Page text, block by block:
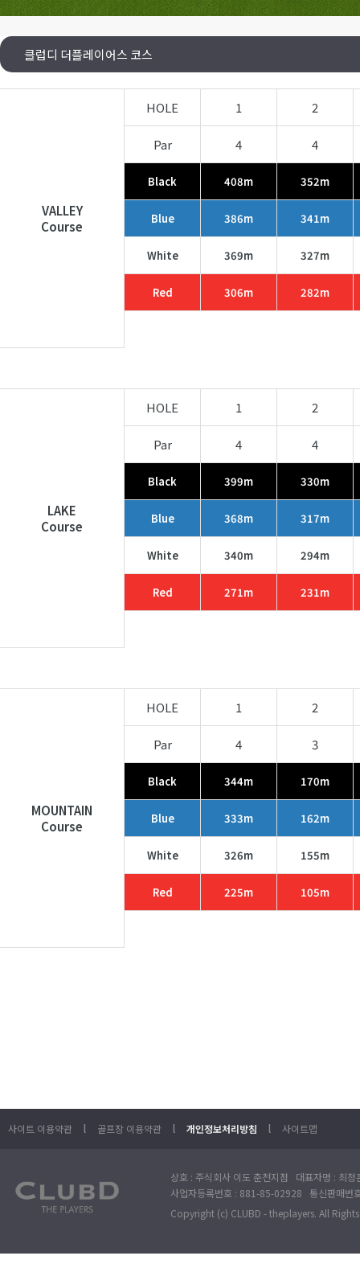
클럽디 더플레이어스 코스
VALLEY
Course
HOLE 1 2
Par 4 4
Black 408m 352m
Blue 386m 341m
White 369m 327m
Red 306m 282m
LAKE
Course
HOLE 1 2
Par 4 4
Black 399m 330m
Blue 368m 317m
White 340m 294m
Red 271m 231m
MOUNTAIN
Course
HOLE 1 2
Par 4 3
Black 344m 170m
Blue 333m 162m
White 326m 155m
Red 225m 105m
사이트 이용약관 l 골프장 이용약관 l 개인정보처리방침 l 사이트맵
상호 : 주식회사 이도 춘천지점 대표자명 : 최
사업자등록번호 : 881-85-02928 통신판매번
Copyright (c) CLUBD - theplayers. All